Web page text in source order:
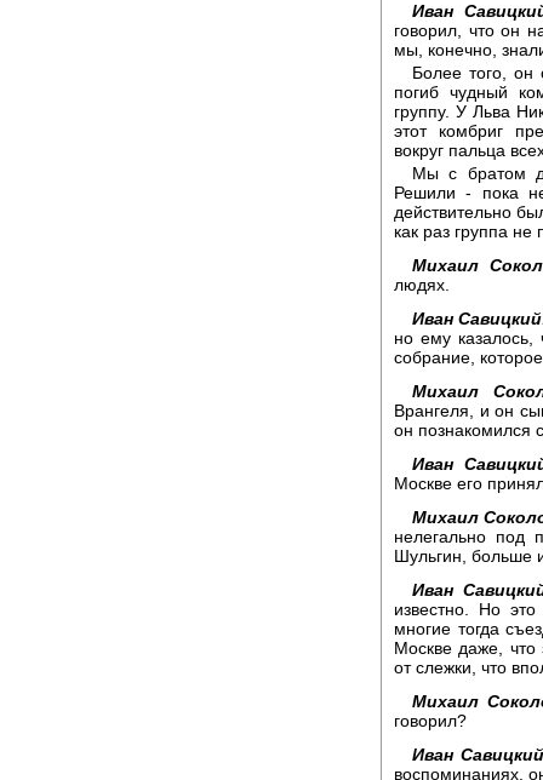
Иван
говорил, что он
мы, конечно,
Более того, он
погиб чудный
группу. У Льва
этот комбриг
вокруг пальца
Мы с братом
Решили - пока
действительно
как раз группа не
Михаил
людях.
Иван
но ему
собрание,
Михаил
Врангеля, и он
он познакомился
Иван
Москве его
Михаил
нелегально под
Шульгин, больше
Иван
известно. Но
многие тогда
Москве даже, что
от слежки, что
Михаил
говорил?
Иван
воспоминаниях,